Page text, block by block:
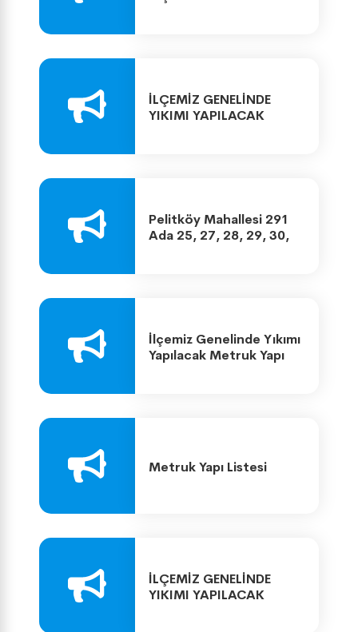
İLÇEMİZ GENELİNDE
YIKIMI YAPILACAK
Pelitköy Mahallesi 291
Ada 25, 27, 28, 29, 30,
İlçemiz Genelinde Yıkımı
Yapılacak Metruk Yapı
Metruk Yapı Listesi
İLÇEMİZ GENELİNDE
YIKIMI YAPILACAK